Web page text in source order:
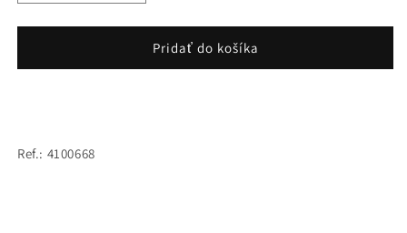
množstvo
pre
Evo
množstvo
pre
Wilson
Evo
Pridať do košíka
Ref.: 4100668